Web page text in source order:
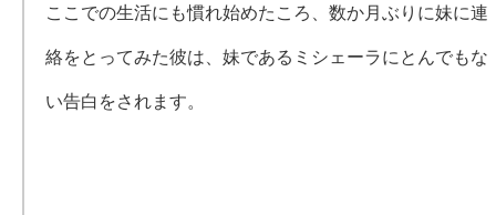
ここでの生活にも慣れ始めたころ、数か月ぶりに妹に連
絡をとってみた彼は、妹であるミシェーラにとんでもな
い告白をされます。